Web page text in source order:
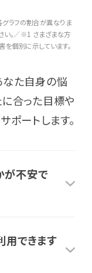
する
ます。
的にヒ
、企業
ーする
けていきま
ログラム
ます。
処法を
ラフの割合が異なりま
い。／※1 さまざまな方
を個別に示しています。
なた自身の悩
合った目標や
ポートします。
が不安で
場合でも、
用できます